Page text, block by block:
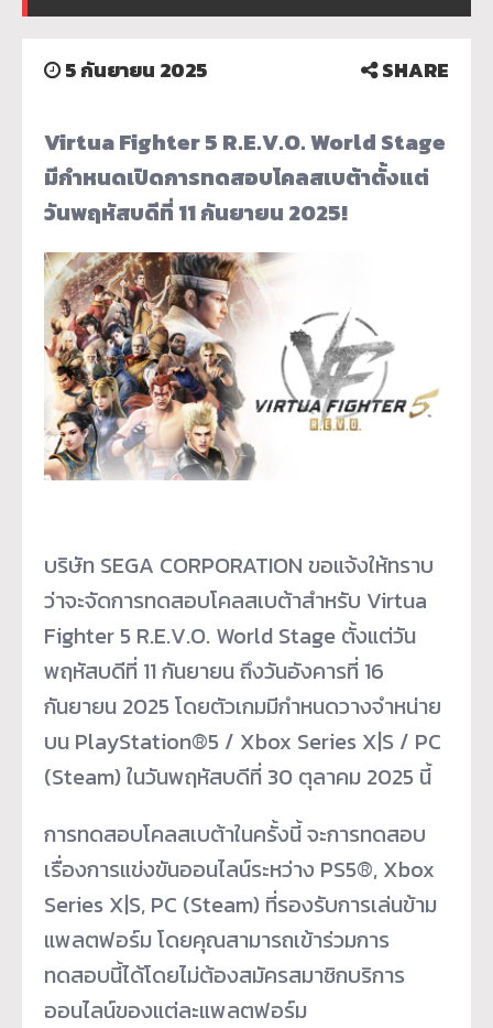
5 กันยายน 2025 SHARE
Virtua Fighter 5 R.E.V.O. World Stage
มีกำหนดเปิดการทดสอบโคลสเบต้าตั้งแต่
วันพฤหัสบดีที่ 11 กันยายน 2025!
บริษัท SEGA CORPORATION ขอแจ้งให้ทราบ
ว่าจะจัดการทดสอบโคลสเบต้าสำหรับ Virtua
Fighter 5 R.E.V.O. World Stage ตั้งแต่วัน
พฤหัสบดีที่ 11 กันยายน ถึงวันอังคารที่ 16
กันยายน 2025 โดยตัวเกมมีกำหนดวางจำหน่าย
บน PlayStation®5 / Xbox Series X|S / PC
(Steam) ในวันพฤหัสบดีที่ 30 ตุลาคม 2025 นี้
การทดสอบโคลสเบต้าในครั้งนี้ จะการทดสอบ
เรื่องการแข่งขันออนไลน์ระหว่าง PS5®, Xbox
Series X|S, PC (Steam) ที่รองรับการเล่นข้าม
แพลตฟอร์ม โดยคุณสามารถเข้าร่วมการ
ทดสอบนี้ได้โดยไม่ต้องสมัครสมาชิกบริการ
ออนไลน์ของแต่ละแพลตฟอร์ม